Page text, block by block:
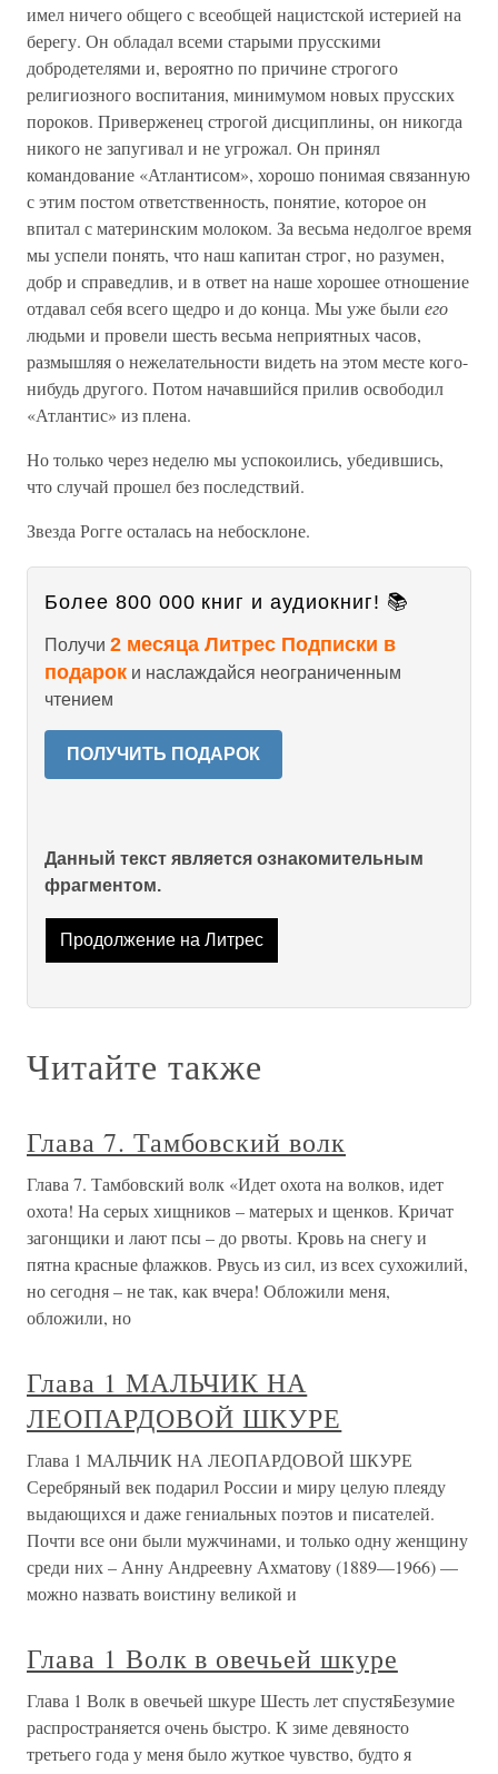
имел ничего общего с всеобщей нацистской истерией на
берегу. Он обладал всеми старыми прусскими
добродетелями и, вероятно по причине строгого
религиозного воспитания, минимумом новых прусских
пороков. Приверженец строгой дисциплины, он никогда
никого не запугивал и не угрожал. Он принял
командование «Атлантисом», хорошо понимая связанную
с этим постом ответственность, понятие, которое он
впитал с материнским молоком. За весьма недолгое время
мы успели понять, что наш капитан строг, но разумен,
добр и справедлив, и в ответ на наше хорошее отношение
отдавал себя всего щедро и до конца. Мы уже были его
людьми и провели шесть весьма неприятных часов,
размышляя о нежелательности видеть на этом месте кого-
нибудь другого. Потом начавшийся прилив освободил
«Атлантис» из плена.
Но только через неделю мы успокоились, убедившись,
что случай прошел без последствий.
Звезда Рогге осталась на небосклоне.
Более 800 000 книг и аудиокниг! 📚
Получи 2 месяца Литрес Подписки в
подарок и наслаждайся неограниченным
чтением
ПОЛУЧИТЬ ПОДАРОК
Данный текст является ознакомительным
фрагментом.
Продолжение на Литрес
Читайте также
Глава 7. Тамбовский волк
Глава 7. Тамбовский волк «Идет охота на волков, идет
охота! На серых хищников – матерых и щенков. Кричат
загонщики и лают псы – до рвоты. Кровь на снегу и
пятна красные флажков. Рвусь из сил, из всех сухожилий,
но сегодня – не так, как вчера! Обложили меня,
обложили, но
Глава 1 МАЛЬЧИК НА
ЛЕОПАРДОВОЙ ШКУРЕ
Глава 1 МАЛЬЧИК НА ЛЕОПАРДОВОЙ ШКУРЕ
Серебряный век подарил России и миру целую плеяду
выдающихся и даже гениальных поэтов и писателей.
Почти все они были мужчинами, и только одну женщину
среди них – Анну Андреевну Ахматову (1889—1966) —
можно назвать воистину великой и
Глава 1 Волк в овечьей шкуре
Глава 1 Волк в овечьей шкуре Шесть лет спустяБезумие
распространяется очень быстро. К зиме девяносто
третьего года у меня было жуткое чувство, будто я